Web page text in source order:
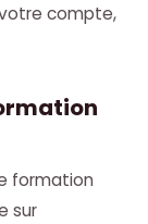
votre compte,
formation
sur